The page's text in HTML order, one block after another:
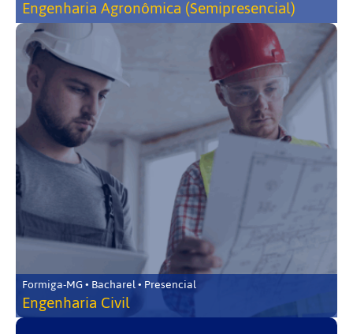
Engenharia Agronômica (Semipresencial)
Formiga-MG • Bacharel • Presencial
Engenharia Civil